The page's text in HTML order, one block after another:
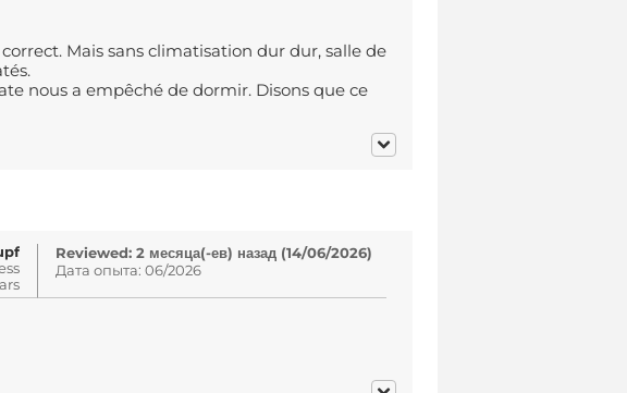
Mais sans climatisation dur dur, salle de
nous a empêché de dormir. Disons que ce
Reviewed: 2 месяца(-ев) назад (14/06/2026)
Дата опыта: 06/2026